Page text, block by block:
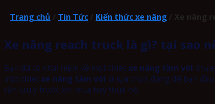
Trang chủ / Tin Tức / Kiến thức xe nâng / Xe nâng
Xe nâng reach truck là gì? tại sao
Bạn đã có khái niệm về một chiếcxe nâng tầm với
một chiếcxe nâng tầm với là lựa chọn đáng để bạn
cần lưu ý trước khi mua hay thuê nó.